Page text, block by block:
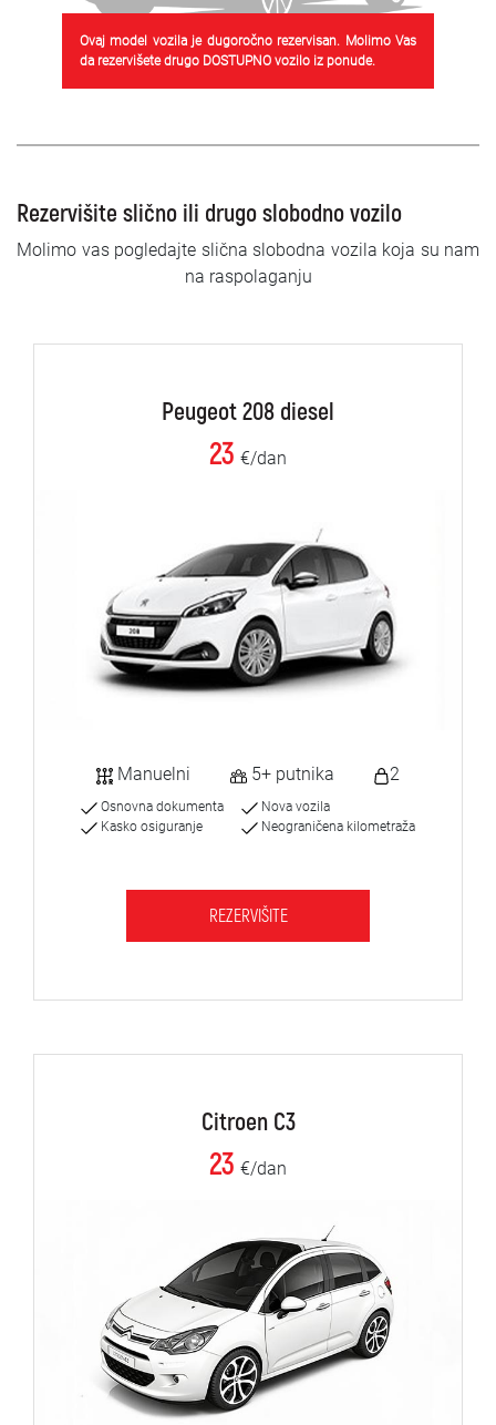
Ovaj model vozila je dugoročno rezervisan. Molimo Vas
da rezervišete drugo DOSTUPNO vozilo iz ponude.
Rezervišite slično ili drugo slobodno vozilo
Molimo vas pogledajte slična slobodna vozila koja su nam
na raspolaganju
Peugeot 208 diesel
23 €/dan
Manuelni 5+ putnika 2
Osnovna dokumenta
Kasko osiguranje
Nova vozila
Neograničena kilometraža
REZERVIŠITE
Citroen C3
23 €/dan